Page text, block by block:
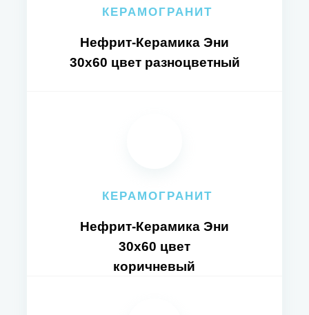
КЕРАМОГРАНИТ
Нефрит-Керамика Эни
30x60 цвет
коричневый
КЕРАМОГРАНИТ
Нефрит-Керамика Эни
30x60 цвет разноцветный